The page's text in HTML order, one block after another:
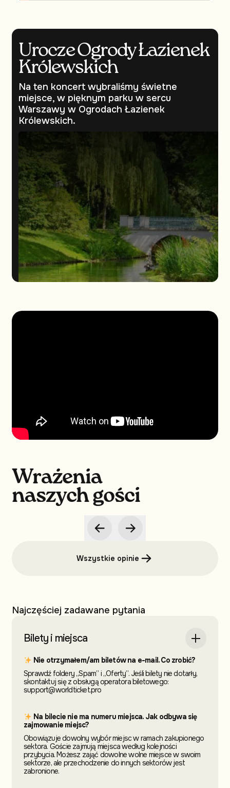
Urocze Ogrody Łazienek
Królewskich
Na ten koncert wybraliśmy świetne
miejsce, w pięknym parku w sercu
Warszawy w Ogrodach Łazienek
Królewskich.
Wrażenia
naszych gości
Wszystkie opinie
Najczęściej zadawane pytania
Bilety i miejsca
Nie otrzymałem/am biletów na e-mail. Co zrobić?
Sprawdź foldery „Spam” i „Oferty”. Jeśli bilety nie dotarły,
skontaktuj się z obsługą operatora biletowego:
support@worldticket.pro
Na bilecie nie ma numeru miejsca. Jak odbywa się
zajmowanie miejsc?
Obowiązuje dowolny wybór miejsc w ramach zakupionego
sektora. Goście zajmują miejsca według kolejności
przybycia. Możesz zająć dowolne wolne miejsce w swoim
sektorze, ale przechodzenie do innych sektorów jest
zabronione.